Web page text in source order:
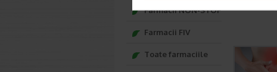
Farmacii NON-STOP
Farmacii FIV
Toate farmaciile